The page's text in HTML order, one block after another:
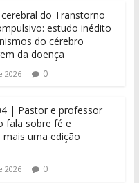
do Transtorno
estudo inédito
do cérebro
da doença
2026 0
| Pastor e professor
fala sobre fé e
uma edição
2026 0